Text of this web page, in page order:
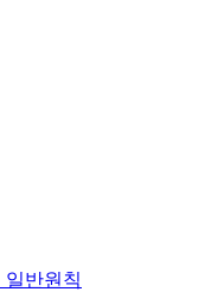
일반원칙